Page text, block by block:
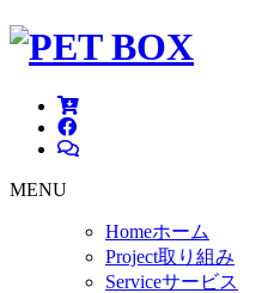
MENU
Homeホーム
Project取り組み
Serviceサービス